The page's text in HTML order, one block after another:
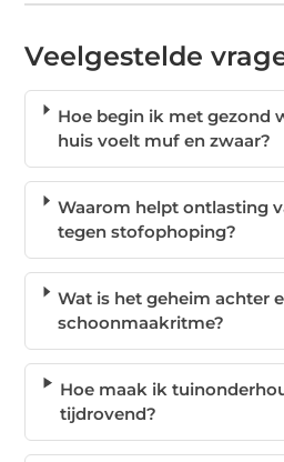
Veelgestelde
Hoe begin ik met gezond
huis voelt muf en zwaar?
Waarom helpt ontlasting
tegen stofophoping?
Wat is het geheim achter
schoonmaakritme?
Hoe maak ik
tijdrovend?